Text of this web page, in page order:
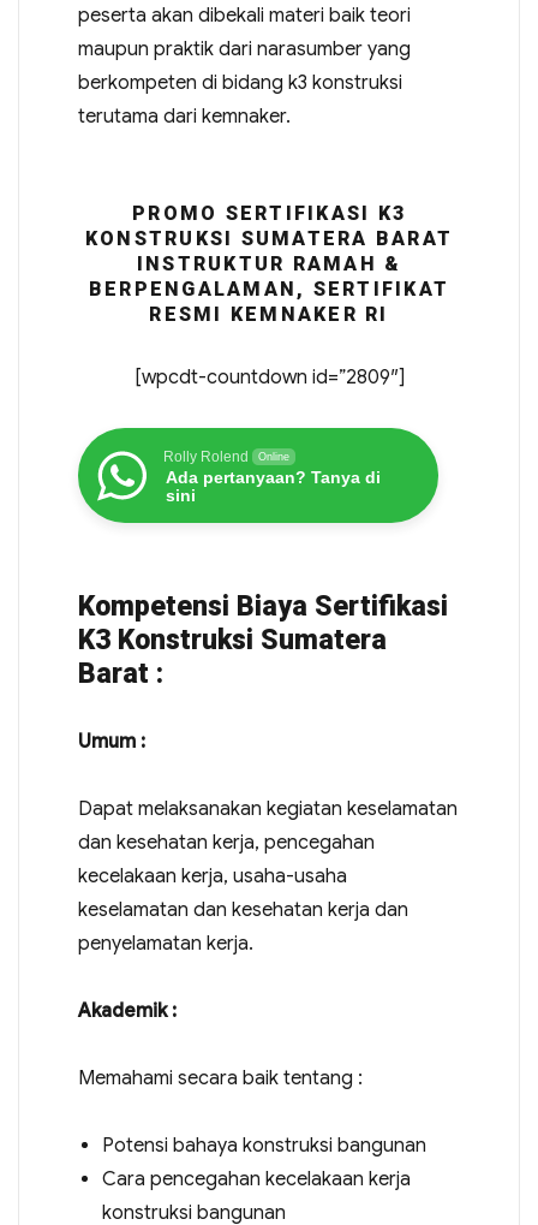
peserta akan dibekali materi baik teori
maupun praktik dari narasumber yang
berkompeten di bidang k3 konstruksi
terutama dari kemnaker.
PROMO SERTIFIKASI K3
KONSTRUKSI SUMATERA BARAT
INSTRUKTUR RAMAH &
BERPENGALAMAN, SERTIFIKAT
RESMI KEMNAKER RI
[wpcdt-countdown id=”2809″]
Rolly Rolend Online
Ada pertanyaan? Tanya di
sini
Kompetensi Biaya Sertifikasi
K3 Konstruksi Sumatera
Barat :
Umum :
Dapat melaksanakan kegiatan keselamatan
dan kesehatan kerja, pencegahan
kecelakaan kerja, usaha-usaha
keselamatan dan kesehatan kerja dan
penyelamatan kerja.
Akademik :
Memahami secara baik tentang :
Potensi bahaya konstruksi bangunan
Cara pencegahan kecelakaan kerja
konstruksi bangunan